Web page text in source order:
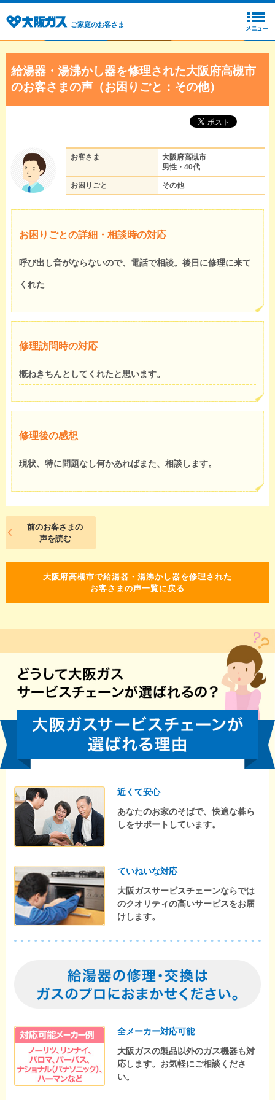
ご家庭のお客さま
給湯器・湯沸かし器を修理された大阪府高槻市
のお客さまの声（お困りごと：その他）
お客さま
大阪府高槻市
男性・40代
お困りごと その他
お困りごとの詳細・相談時の対応
呼び出し音がならないので、電話で相談。後日に修理に来て
くれた
修理訪問時の対応
概ねきちんとしてくれたと思います。
修理後の感想
現状、特に問題なし何かあればまた、相談します。
前のお客さまの
声を読む
大阪府高槻市で給湯器・湯沸かし器を修理された
お客さまの声一覧に戻る
近くて安心
あなたのお家のそばで、快適な暮ら
しをサポートしています。
ていねいな対応
大阪ガスサービスチェーンならでは
のクオリティの高いサービスをお届
けします。
全メーカー対応可能
大阪ガスの製品以外のガス機器も対
応します。お気軽にご相談くださ
い。